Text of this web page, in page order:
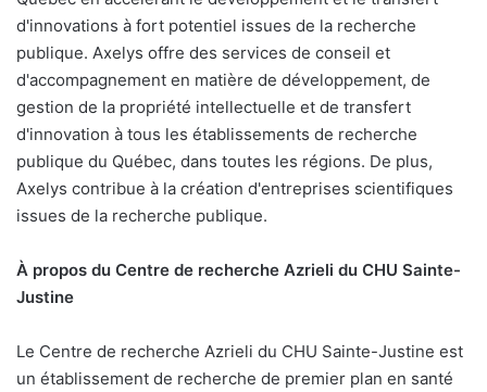
d'innovations à fort potentiel issues de la recherche
publique. Axelys offre des services de conseil et
d'accompagnement en matière de développement, de
gestion de la propriété intellectuelle et de transfert
d'innovation à tous les établissements de recherche
publique du Québec, dans toutes les régions. De plus,
Axelys contribue à la création d'entreprises scientifiques
issues de la recherche publique.
À propos du Centre de recherche Azrieli du CHU Sainte-
Justine
Le Centre de recherche Azrieli du CHU Sainte-Justine est
un établissement de recherche de premier plan en santé